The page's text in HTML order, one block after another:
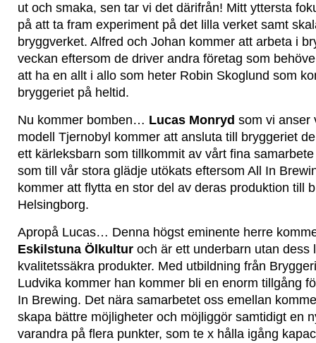
ut och smaka, sen tar vi det därifrån! Mitt yttersta
på att ta fram experiment på det lilla verket samt
bryggverket. Alfred och Johan kommer att arbeta i
veckan eftersom de driver andra företag som
att ha en allt i allo som heter Robin Skoglund som
bryggeriet på heltid.
Nu kommer bomben… Lucas Monryd som vi anser
modell Tjernobyl kommer att ansluta till bryggeriet
ett kärleksbarn som tillkommit av vårt fina
som till vår stora glädje utökats eftersom All In
kommer att flytta en stor del av deras produktion till
Helsingborg.
Apropå Lucas… Denna högst eminente herre
Eskilstuna Ölkultur och är ett underbarn utan dess
kvalitetssäkra produkter. Med utbildning från
Ludvika kommer han kommer bli en enorm tillgång
In Brewing. Det nära samarbetet oss emellan
skapa bättre möjligheter och möjliggör samtidigt en
varandra på flera punkter, som te x hålla igång